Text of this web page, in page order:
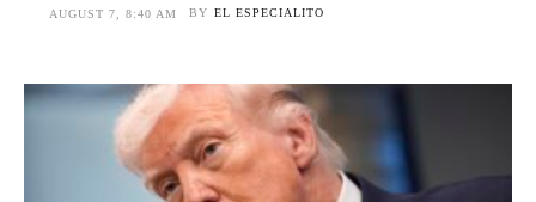
AUGUST 7, 8:40 AM BY EL ESPECIALITO